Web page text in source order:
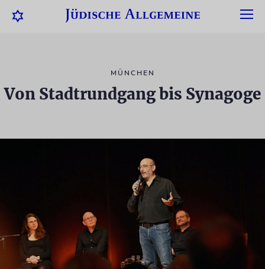
MÜNCHEN
Von Stadtrundgang bis Synagoge